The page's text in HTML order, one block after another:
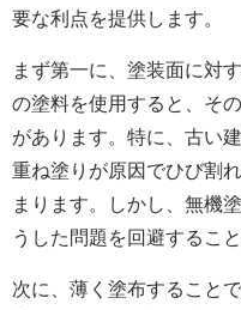
要な利点を提供します。
まず第一に、塗装面に対
の塗料を使用すると、そ
があります。特に、古い
重ね塗りが原因でひび割
まります。しかし、無機
うした問題を回避するこ
次に、薄く塗布すること